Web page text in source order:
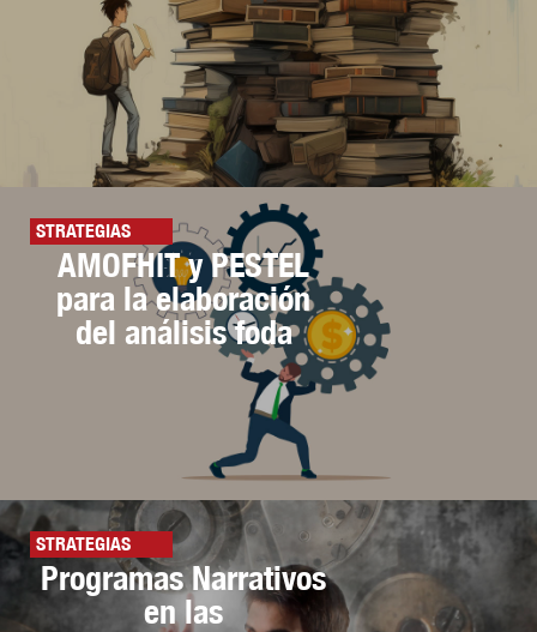
STRATEGIAS
AMOFHIT y PESTEL
para la elaboración
del análisis foda
STRATEGIAS
Programas Narrativos
en las